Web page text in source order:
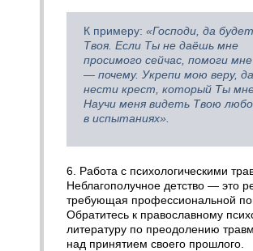
К примеру: «Господи, да
Твоя. Если Ты не даёшь мне
просимого сейчас, помоги
— почему. Укрепи мою веру,
нести крест, который Ты
Научи меня видеть Твою
в испытаниях».
6. Работа с психологическими
Неблагополучное детство — это
требующая профессиональной
Обратитесь к православному
литературу по преодолению
над принятием своего прошлого.